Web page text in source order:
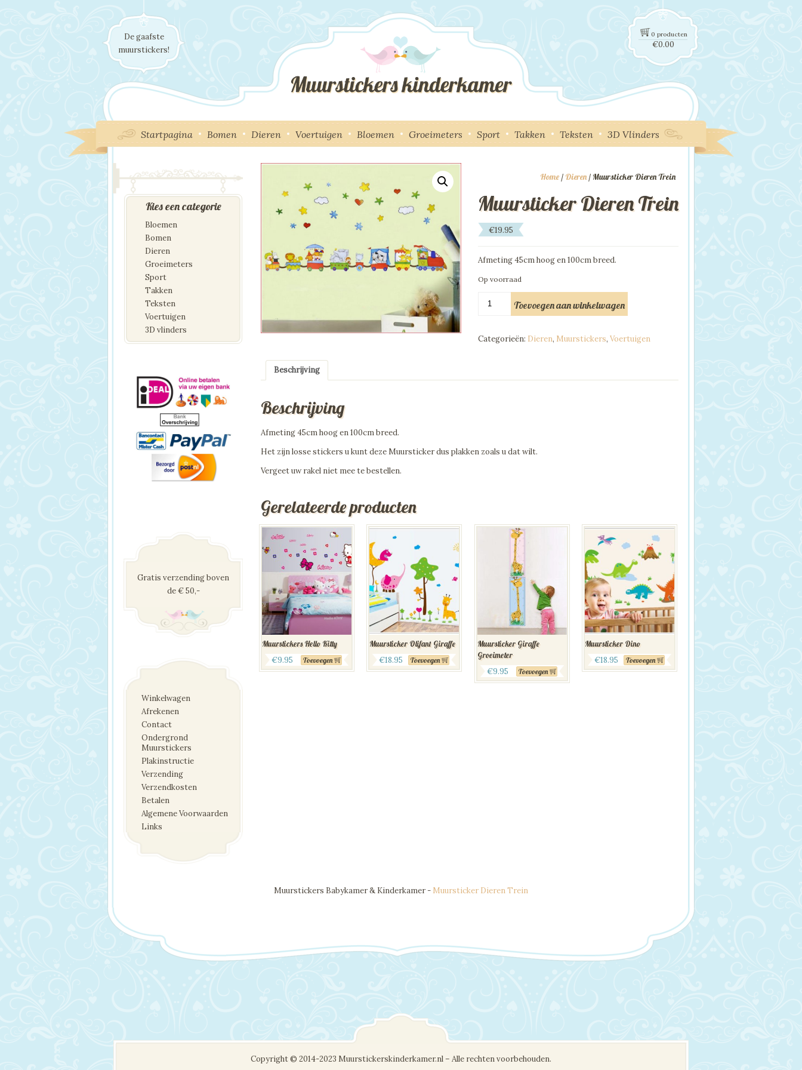
De gaafste
muurstickers!
0 producten
€0.00
Startpagina Bomen Dieren Voertuigen Bloemen Groeimeters Sport Takken Teksten 3D Vlinders
Home / Dieren / Muursticker Dieren Trein
Muursticker Dieren Trein
€19.95
Afmeting 45cm hoog en 100cm breed.
Op voorraad
Dieren
Toevoegen aan winkelwagen
Categorieën: Dieren, Muurstickers, Voertuigen
Beschrijving
Beschrijving
Afmeting 45cm hoog en 100cm breed.
Het zijn losse stickers u kunt deze Muursticker dus plakken zoals u dat wilt.
Vergeet uw rakel niet mee te bestellen.
Gerelateerde producten
Muurstickers Hello Kitty
€9.95 Toevoegen
Muursticker Olifant Giraffe
€18.95 Toevoegen
Muursticker Giraffe
Groeimeter
€9.95 Toevoegen
Muursticker Dino
€18.95 Toevoegen
Kies een categorie
Bloemen
Bomen
Dieren
Groeimeters
Sport
Takken
Teksten
Voertuigen
3D vlinders
Gratis verzending boven
de € 50,-
Winkelwagen
Afrekenen
Contact
Ondergrond
Muurstickers
Plakinstructie
Verzending
Verzendkosten
Betalen
Algemene Voorwaarden
Links
Muurstickers Babykamer & Kinderkamer - Muursticker Dieren Trein
Copyright © 2014-2023 Muurstickerskinderkamer.nl – Alle rechten voorbehouden.